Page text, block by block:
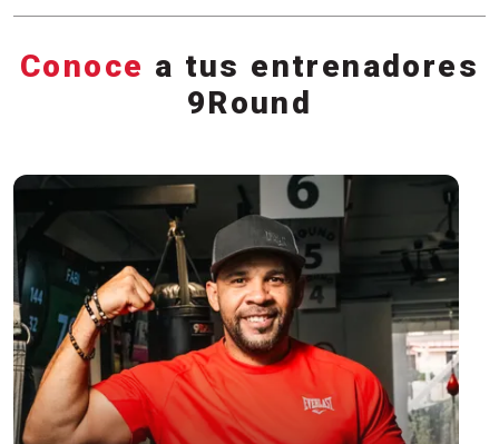
Conoce a tus entrenadores
9Round